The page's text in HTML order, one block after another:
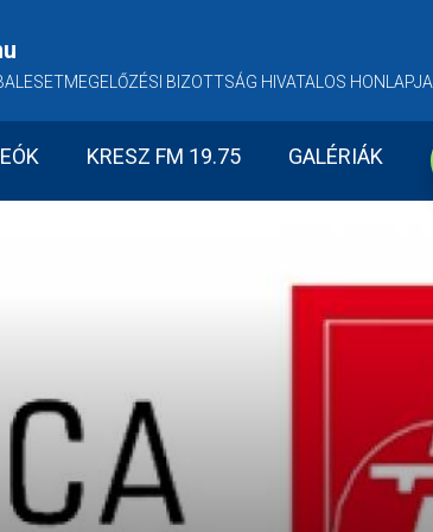
BIZOTTSÁG HIVATALOS HONLAPJA
KRESZ FM 19.75 GALÉRIÁK